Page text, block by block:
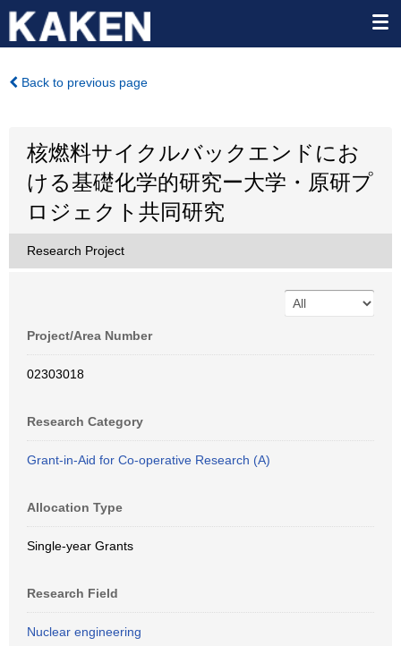
Back to previous page
核燃料サイクルバックエンドにお
ける基礎化学的研究ー大学・原研プ
ロジェクト共同研究
Research Project
Project/Area Number
02303018
Research Category
Grant-in-Aid for Co-operative Research (A)
Allocation Type
Single-year Grants
Research Field
Nuclear engineering